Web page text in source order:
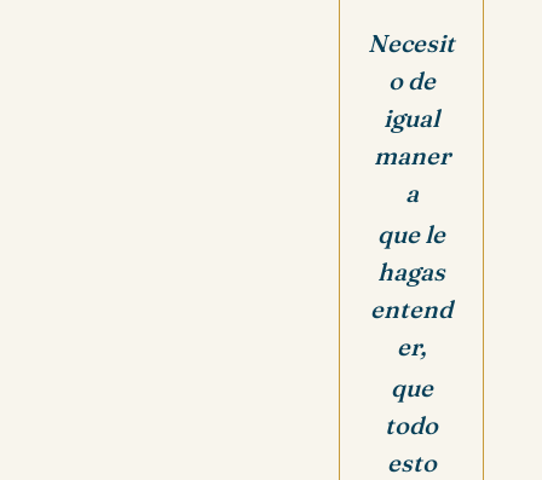
Necesit
o de
igual
maner
a
que le
hagas
entend
er,
que
todo
esto